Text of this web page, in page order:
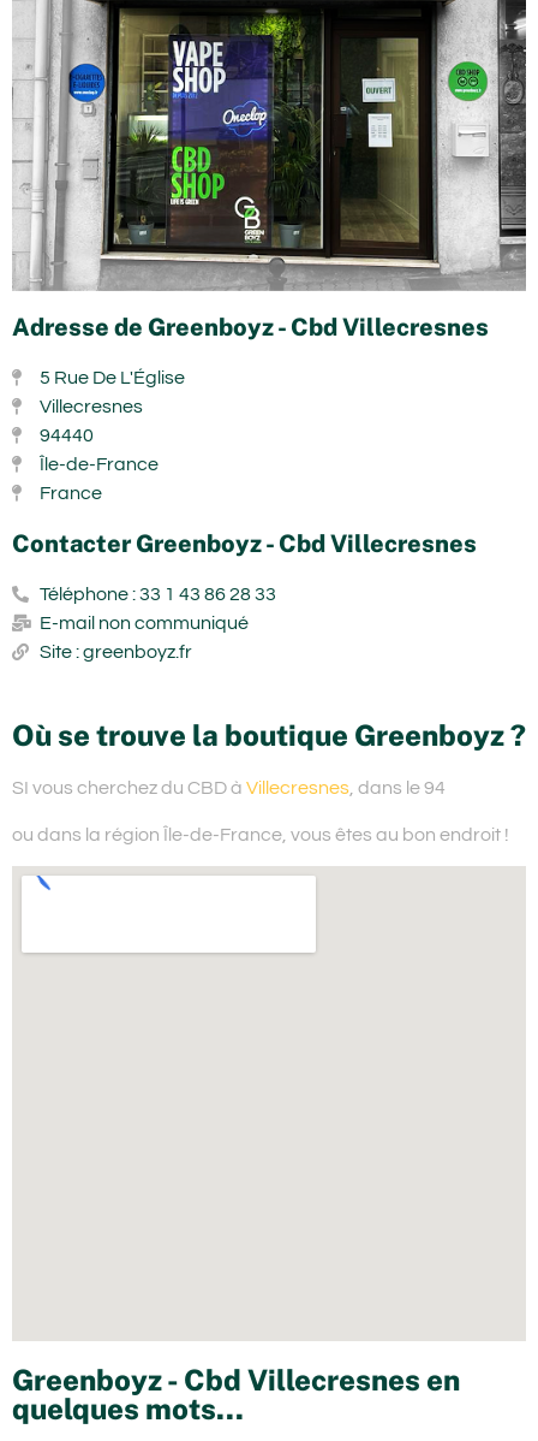
Adresse de Greenboyz - Cbd Villecresnes
5 Rue De L'Église
Villecresnes
94440
Île-de-France
France
Contacter Greenboyz - Cbd Villecresnes
Téléphone : 33 1 43 86 28 33
E-mail non communiqué
Site : greenboyz.fr
Où se trouve la boutique Greenboyz ?
SI vous cherchez du CBD à Villecresnes, dans le 94
ou dans la région Île-de-France, vous êtes au bon endroit !
Greenboyz - Cbd Villecresnes en
quelques mots...